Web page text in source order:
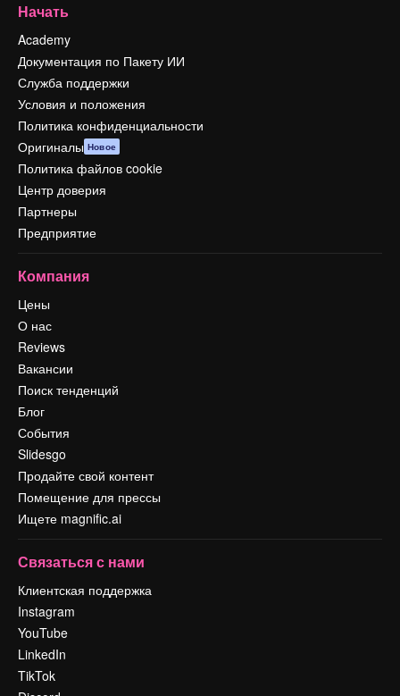
Начать
Academy
Документация по Пакету ИИ
Служба поддержки
Условия и положения
Политика конфиденциальности
Оригиналы Новое
Политика файлов cookie
Центр доверия
Партнеры
Предприятие
Компания
Цены
О нас
Reviews
Вакансии
Поиск тенденций
Блог
События
Slidesgo
Продайте свой контент
Помещение для прессы
Ищете magnific.ai
Связаться с нами
Клиентская поддержка
Instagram
YouTube
LinkedIn
TikTok